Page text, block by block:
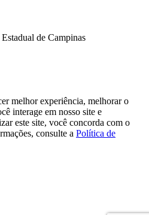
de Campinas
melhor experiência, melhorar o
interage em nosso site e
este site, você concorda com o
consulte a Política de